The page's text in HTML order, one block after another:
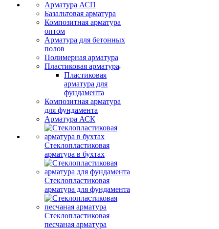
Арматура АСП
Базальтовая арматура
Композитная арматура
оптом
Арматура для бетонных
полов
Полимерная арматура
Пластиковая арматура
Пластиковая
арматура для
фундамента
Композитная арматура
для фундамента
Арматура АСК
Стеклопластиковая
арматура в бухтах
Стеклопластиковая
арматура для фундамента
Стеклопластиковая
песчаная арматура